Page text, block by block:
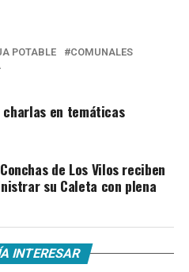
POTABLE
COMUNALES
en temáticas
de Los Vilos reciben
su Caleta con plena
INTERESAR